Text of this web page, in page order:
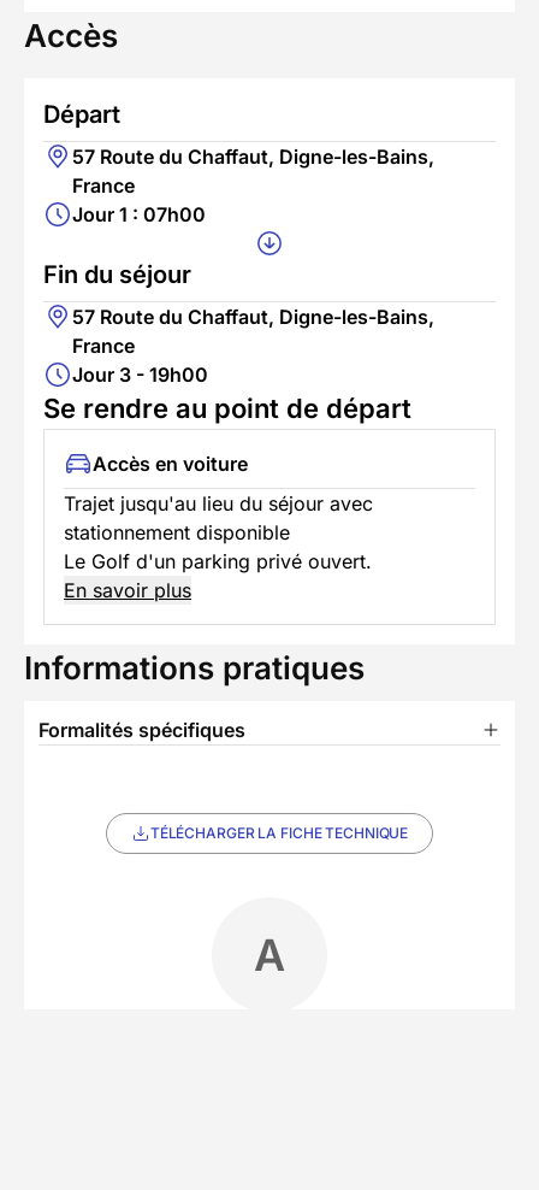
Accès
Départ
57 Route du Chaffaut, Digne-les-Bains,
France
Jour 1 : 07h00
Fin du séjour
57 Route du Chaffaut, Digne-les-Bains,
France
Jour 3 - 19h00
Se rendre au point de départ
Accès en voiture
Trajet jusqu'au lieu du séjour avec
stationnement disponible
Le Golf d'un parking privé ouvert.
En savoir plus
Informations pratiques
Formalités spécifiques
TÉLÉCHARGER LA FICHE TECHNIQUE
A